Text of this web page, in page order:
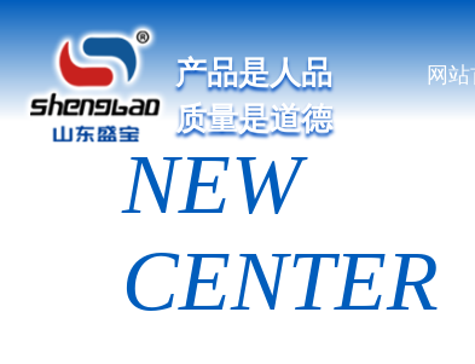
产品是人品
质量是道德
网
NEW
CENTER